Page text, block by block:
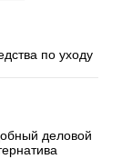
по уходу
деловой